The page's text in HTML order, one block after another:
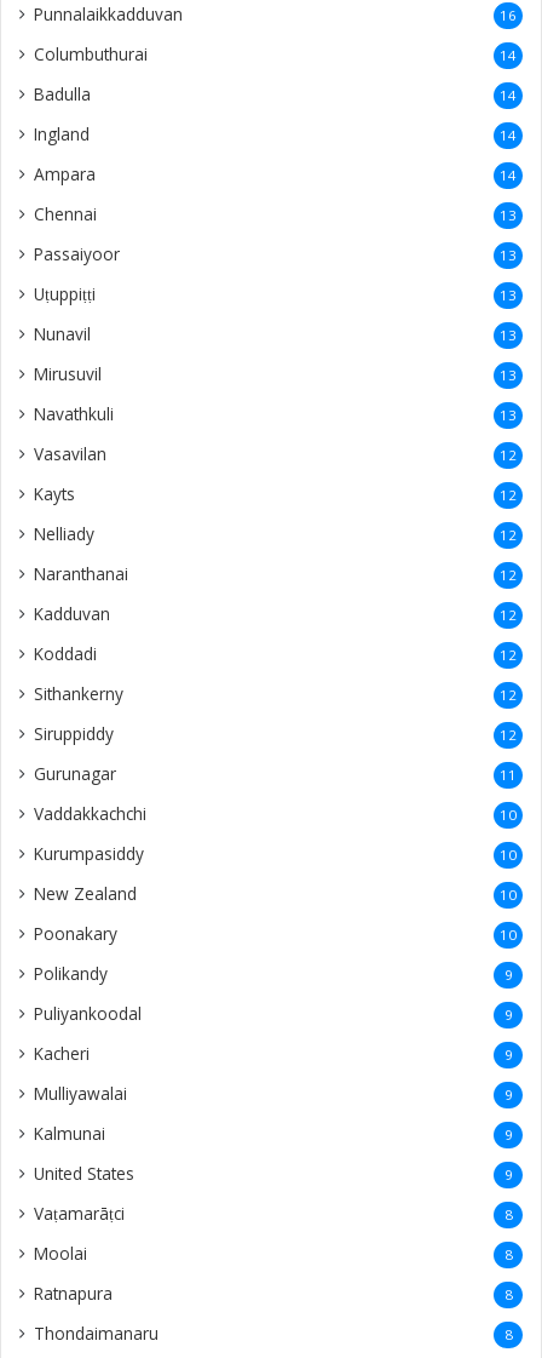
Punnalaikkadduvan 16
Columbuthurai 14
Badulla 14
Ingland 14
Ampara 14
Chennai 13
Passaiyoor 13
Uṭuppiṭṭi 13
Nunavil 13
Mirusuvil 13
Navathkuli 13
Vasavilan 12
Kayts 12
Nelliady 12
Naranthanai 12
Kadduvan 12
Koddadi 12
Sithankerny 12
Siruppiddy 12
Gurunagar 11
Vaddakkachchi 10
Kurumpasiddy 10
New Zealand 10
Poonakary 10
Polikandy 9
Puliyankoodal 9
Kacheri 9
Mulliyawalai 9
Kalmunai 9
United States 9
Vaṭamarāṭci 8
Moolai 8
Ratnapura 8
Thondaimanaru 8